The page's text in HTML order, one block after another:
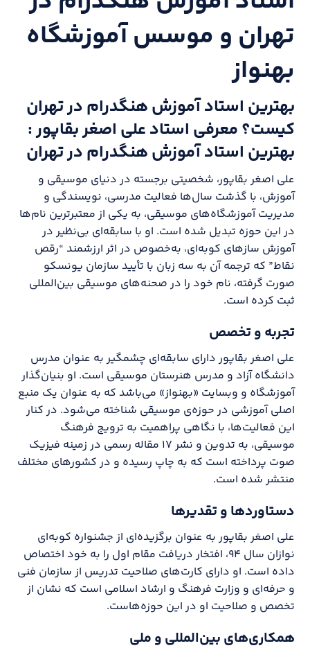
تهران و موسس آموزشگاه
بهنواز
بهترین استاد آموزش هنگدرام در تهران
کیست؟ معرفی استاد علی اصغر بقاپور :
بهترین استاد آموزش هنگدرام در تهران
علی اصغر بقاپور، شخصیتی برجسته در دنیای موسیقی و
آموزش، با گذشت سال‌ها فعالیت مدرسی، نویسندگی و
مدیریت آموزشگاه‌های موسیقی، به یکی از معتبرترین نام‌ها
در این حوزه تبدیل شده است. او با سابقه‌ای بی‌نظیر در
آموزش سازهای کوبه‌ای، به‌خصوص در اثر ارزشمند “رقص
نقاط” که ترجمه آن به سه زبان با تأیید سازمان یونسکو
صورت گرفته، نام خود را در صحنه‌های موسیقی بین‌المللی
ثبت کرده است.
تجربه و تخصص
علی اصغر بقاپور دارای سابقه‌ای چشمگیر به عنوان مدرس
دانشگاه آزاد و مدرس هنرستان موسیقی است. او بنیان‌گذار
آموزشگاه و وبسایت «بهنواز» می‌باشد که به عنوان یک منبع
اصلی آموزشی در حوزه‌ی موسیقی شناخته می‌شود. در کنار
این فعالیت‌ها، با نگاهی پراهمیت به ترویج فرهنگ
موسیقی، به تدوین و نشر ۱۷ مقاله رسمی در زمینه فیزیک
صوت پرداخته است که به چاپ رسیده و در کشورهای مختلف
منتشر شده است.
دستاوردها و تقدیرها
علی اصغر بقاپور به عنوان برگزیده‌ای از جشنواره کوبه‌ای
نوازان سال ۹۴، افتخار دریافت مقام اول را به خود اختصاص
داده است. او دارای کارت‌های صلاحیت تدریس از سازمان فنی
و حرفه‌ای و وزارت فرهنگ و ارشاد اسلامی است که نشان از
تخصص و صلاحیت او در این حوزه‌هاست.
همکاری‌های بین‌المللی و ملی